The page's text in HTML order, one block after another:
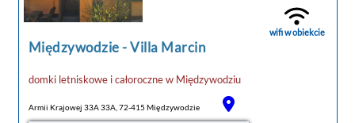
salon. Wyposażenie obejmuje też telewizor z
dostępem do kanałów kablowych. Do
jadalnia oraz kuchnia z ...
Międzywodzie-Villa Marcin
domki letniskowe i całorocznew Międzywodziu
Armii Krajowej 33A 33A, 72-415 Międzywodzie
wifi w obiekcie